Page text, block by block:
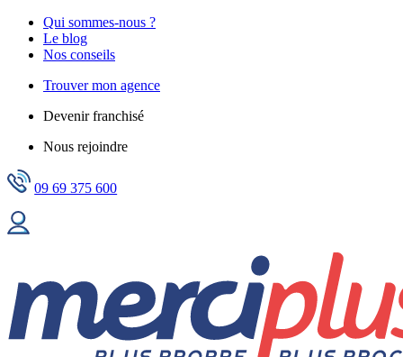
Qui sommes-nous ?
Le blog
Nos conseils
Trouver mon agence
Devenir franchisé
Nous rejoindre
09 69 375 600